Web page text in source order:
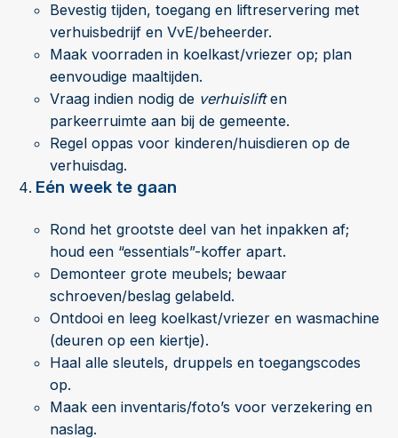
Bevestig tijden, toegang en liftreservering met
verhuisbedrijf en VvE/beheerder.
Maak voorraden in koelkast/vriezer op; plan
eenvoudige maaltijden.
Vraag indien nodig de verhuisliften
parkeerruimte aan bij de gemeente.
Regel oppas voor kinderen/huisdieren op de
verhuisdag.
Eén week te gaan
Rond het grootste deel van het inpakken af;
houd een “essentials”-koffer apart.
Demonteer grote meubels; bewaar
schroeven/beslag gelabeld.
Ontdooi en leeg koelkast/vriezer en wasmachine
(deuren op een kiertje).
Haal alle sleutels, druppels en toegangscodes
op.
Maak een inventaris/foto’s voor verzekering en
naslag.